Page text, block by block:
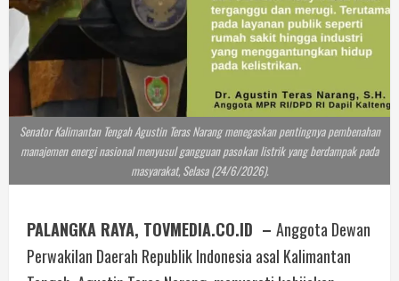
Senator Kalimantan Tengah Agustin Teras Narang menegaskan pentingnya pembenahan
manajemen energi nasional menyusul gangguan pasokan listrik yang berdampak pada
masyarakat, Selasa (24/6/2026).
PALANGKA RAYA, TOVMEDIA.CO.ID – Anggota Dewan
Perwakilan Daerah Republik Indonesia asal Kalimantan